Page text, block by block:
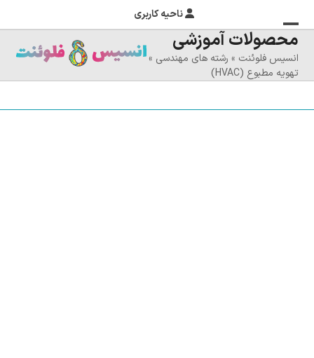
ناحیه کاربری
منوی
موبایل
را
تغییر
بستن
منوی
موبایل
محصولات آموزشی
انسیس فلوئنت » رشته های مهندسی »
تهویه مطبوع (HVAC)